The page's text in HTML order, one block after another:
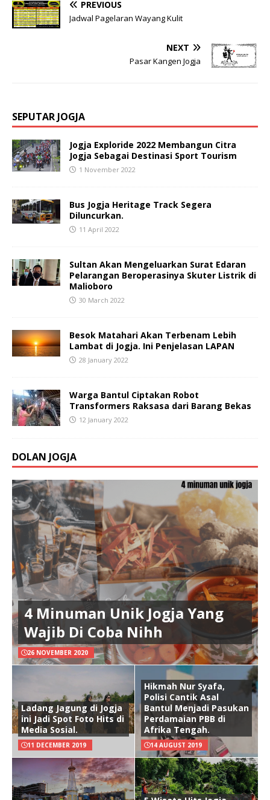
PREVIOUS
Jadwal Pagelaran Wayang Kulit
NEXT
Pasar Kangen Jogja
SEPUTAR JOGJA
Jogja Exploride 2022 Membangun Citra
Jogja Sebagai Destinasi Sport Tourism
1 November 2022
Bus Jogja Heritage Track Segera
Diluncurkan.
11 April 2022
Sultan Akan Mengeluarkan Surat Edaran
Pelarangan Beroperasinya Skuter Listrik di
Malioboro
30 March 2022
Besok Matahari Akan Terbenam Lebih
Lambat di Jogja. Ini Penjelasan LAPAN
28 January 2022
Warga Bantul Ciptakan Robot
Transformers Raksasa dari Barang Bekas
12 January 2022
DOLAN JOGJA
4 Minuman Unik Jogja Yang
Wajib Di Coba Nihh
26 NOVEMBER 2020
Ladang Jagung di Jogja
ini Jadi Spot Foto Hits di
Media Sosial.
11 DECEMBER 2019
Hikmah Nur Syafa,
Polisi Cantik Asal
Bantul Menjadi Pasukan
Perdamaian PBB di
Afrika Tengah.
14 AUGUST 2019